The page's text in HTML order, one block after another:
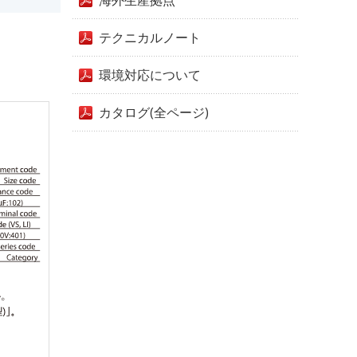
テクニカルノート
環境対応について
カタログ(全ページ)